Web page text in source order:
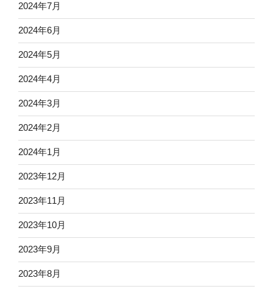
2024年7月
2024年6月
2024年5月
2024年4月
2024年3月
2024年2月
2024年1月
2023年12月
2023年11月
2023年10月
2023年9月
2023年8月